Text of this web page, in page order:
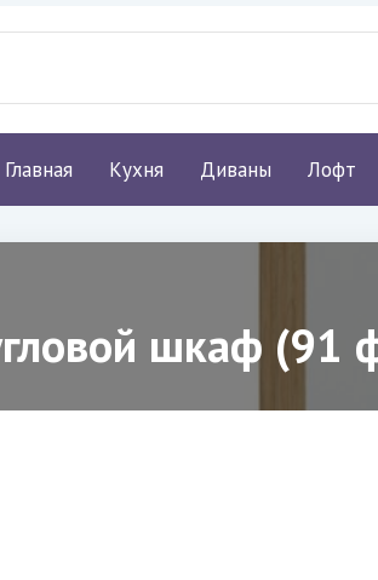
Главная Кухня Диваны Лофт
шкаф (91